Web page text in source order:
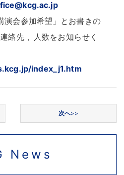
演会参加希望」とお書きの
連絡先 ， 人数をお知らせく
index_j1.htm
次へ>>
News